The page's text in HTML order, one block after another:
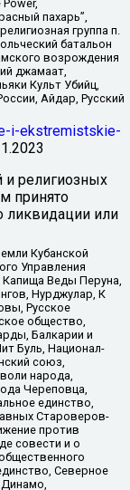
пахарь”,
группа п.
батальон
возрождения
джамаат,
Культ Убийц,
Айдар, Русский
i-ekstremistskie-
религиозных
принято
ликвидации или
Кубанской
Управления
Веды Перуна,
Нурджулар, К
Русское
общество,
Балкарии и
Буль, Национал-
союз,
народа,
Череповца,
единство,
Староверов-
против
совести и о
Северное